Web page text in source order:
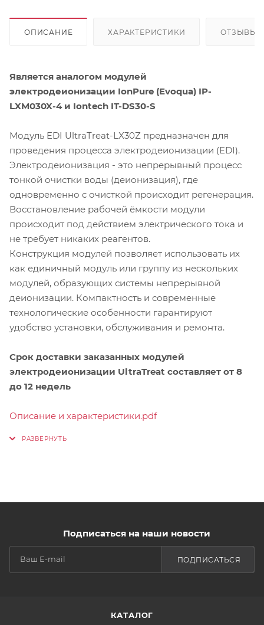
ОПИСАНИЕ ХАРАКТЕРИСТИКИ ОТЗЫВЫ
Является аналогом модулей
электродеионизации IonPure (Evoqua) IP-
LXM030X-4 и Iontech IT-DS30-S
Модуль EDI UltraTreat-LX30Z предназначен для
проведения процесса электродеионизации (EDI).
Электродеионизация - это непрерывный процесс
тонкой очистки воды (деионизация), где
одновременно с очисткой происходит регенерация.
Восстановление рабочей ёмкости модули
происходит под действием электрического тока и
не требует никаких реагентов.
Конструкция модулей позволяет использовать их
как единичный модуль или группу из нескольких
модулей, образующих системы непрерывной
деионизации. Компактность и современные
технологические особенности гарантируют
удобство установки, обслуживания и ремонта.
Срок доставки заказанных модулей
электродеионизации UltraTreat составляет от 8
до 12 недель
Описание и характеристики.pdf
Подписаться на наши новости
ПОДПИСАТЬСЯ
КАТАЛОГ